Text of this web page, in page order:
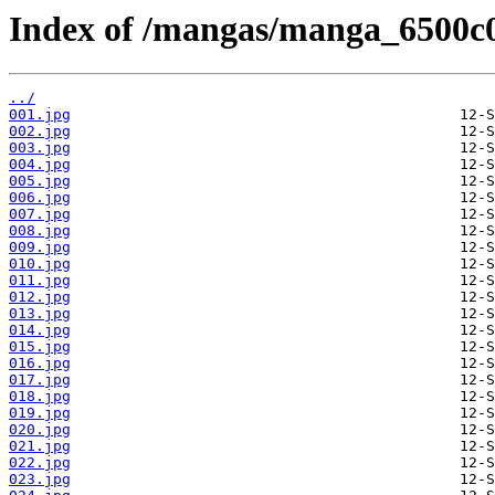
Index of /mangas/
../
001.jpg
002.jpg
003.jpg
004.jpg
005.jpg
006.jpg
007.jpg
008.jpg
009.jpg
010.jpg
011.jpg
012.jpg
013.jpg
014.jpg
015.jpg
016.jpg
017.jpg
018.jpg
019.jpg
020.jpg
021.jpg
022.jpg
023.jpg